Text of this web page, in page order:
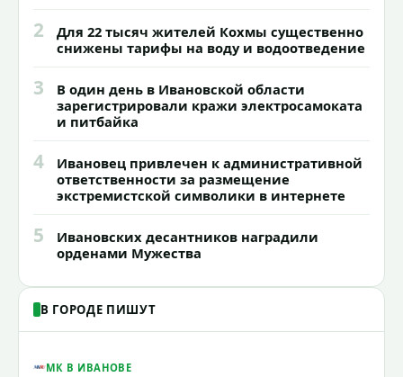
2
Для 22 тысяч жителей Кохмы существенно
снижены тарифы на воду и водоотведение
3
В один день в Ивановской области
зарегистрировали кражи электросамоката
и питбайка
4
Ивановец привлечен к административной
ответственности за размещение
экстремистской символики в интернете
5
Ивановских десантников наградили
орденами Мужества
В ГОРОДЕ ПИШУТ
МК В ИВАНОВЕ